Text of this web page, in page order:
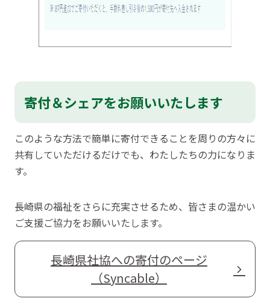
寄付＆シェアをお願いいたします
このような方法で簡単に寄付できることを周りの方々に
共有していただけるだけでも、わたしたちの力になりま
す。
長崎県の福祉をさらに充実させるため、皆さまの温かい
ご支援ご協力をお願いいたします。
長崎県社協への寄付のページ
（Syncable）